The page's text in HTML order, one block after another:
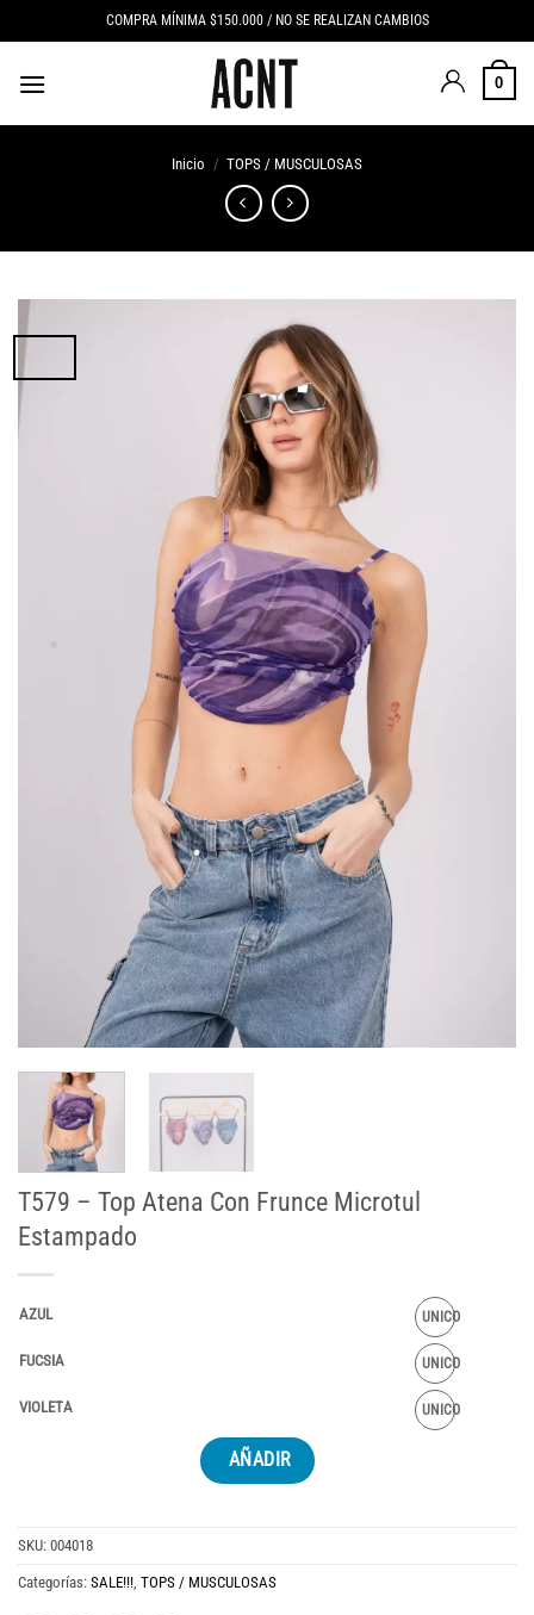
al
contenido
COMPRA MÍNIMA $150.000 / NO SE REALIZAN CAMBIOS
0
Inicio / TOPS / MUSCULOSAS
T579 – Top Atena Con Frunce Microtul
Estampado
AZUL UNICO
FUCSIA UNICO
VIOLETA UNICO
AÑADIR
SKU: 004018
Categorías: SALE!!!, TOPS / MUSCULOSAS